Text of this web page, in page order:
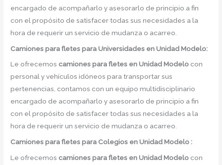
encargado de acompañarlo y asesorarlo de principio a fin
con el propósito de satisfacer todas sus necesidades a la
hora de requerir un servicio de mudanza o acarreo.
Camiones para fletespara Universidades en Unidad Modelo:
Le ofrecemos camiones para fletes enUnidad Modelo con
personal y vehículos idóneos para transportar sus
pertenencias, contamos con un equipo multidisciplinario
encargado de acompañarlo y asesorarlo de principio a fin
con el propósito de satisfacer todas sus necesidades a la
hora de requerir un servicio de mudanza o acarreo.
Camiones para fletespara Colegios en Unidad Modelo :
Le ofrecemos camiones para fletes enUnidad Modelo con